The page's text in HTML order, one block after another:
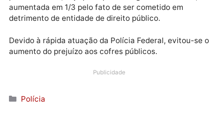
uma pessoa que faleceu em 1991, porém, nesta data
ele teria apenas dois anos, o que gerou estranheza.
O investigado foi autuado pelo crime de estelionato
previdenciário, cuja pena pode chegar a cinco anos,
aumentada em 1/3 pelo fato de ser cometido em
Devido à rápida atuação da Polícia Federal, evitou-